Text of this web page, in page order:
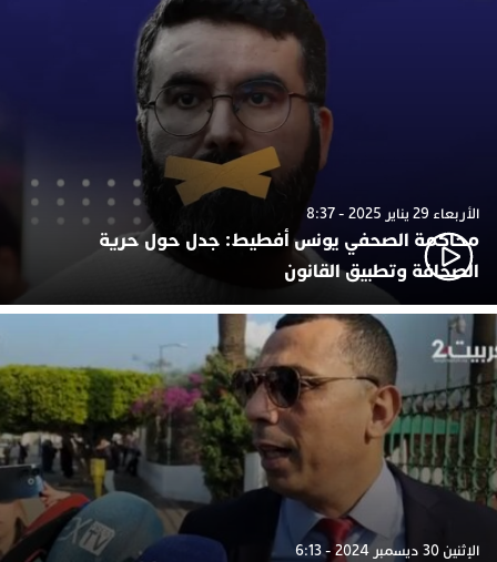
الأربعاء 29 يناير 2025 - 8:37
محاكمة الصحفي يونس أفطيط: جدل حول حرية
الصحافة وتطبيق القانون
الإثنين 30 ديسمبر 2024 - 6:13